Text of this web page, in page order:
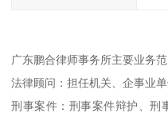
广东鹏合律师事务所主要业务范
法律顾问：担任机关、企事业
刑事案件：刑事案件辩护、刑